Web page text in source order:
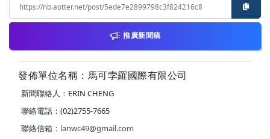
推廣新聞稿
發佈單位名稱：馬可孛羅國際有限公司
新聞聯絡人：ERIN CHENG
聯絡電話：(02)2755-7665
聯絡信箱： lanwc49@gmail.com